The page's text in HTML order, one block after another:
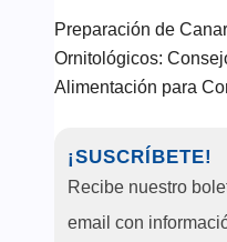
Preparación de
Ornitológicos:
Alimentación para
¡SUSCRÍBETE!
Recibe nuestro
email con